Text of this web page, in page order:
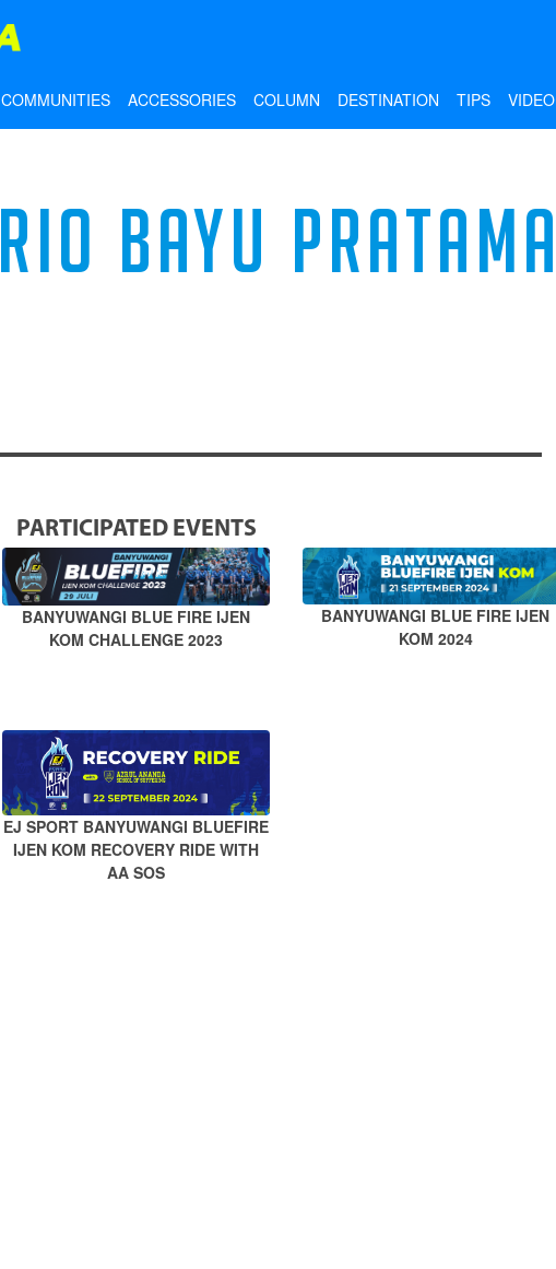
COMMUNITIES ACCESSORIES COLUMN DESTINATION TIPS VIDEO
RIO BAYU PRATAMA
PARTICIPATED EVENTS
BANYUWANGI BLUE FIRE IJEN
KOM CHALLENGE 2023
BANYUWANGI BLUE FIRE IJEN
KOM 2024
EJ SPORT BANYUWANGI BLUEFIRE
IJEN KOM RECOVERY RIDE WITH
AA SOS